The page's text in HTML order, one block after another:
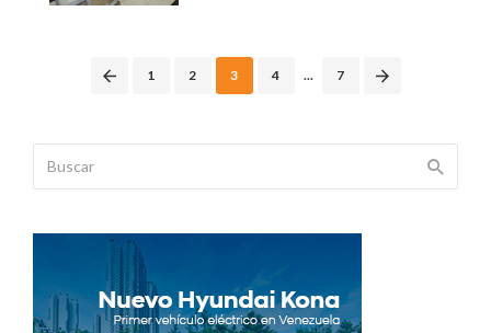
navigation
1 2 3 4 ... 7